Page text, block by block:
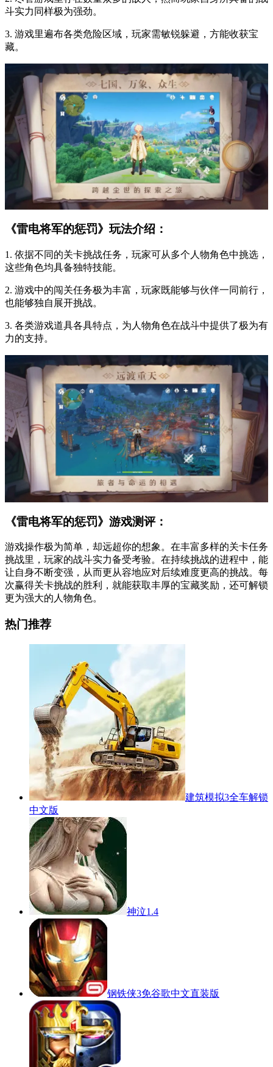
斗实力同样极为强劲。
3. 游戏里遍布各类危险区域，玩家需敏锐躲避，方能收获宝
藏。
《雷电将军的惩罚》玩法介绍：
1. 依据不同的关卡挑战任务，玩家可从多个人物角色中挑选，
这些角色均具备独特技能。
2. 游戏中的闯关任务极为丰富，玩家既能够与伙伴一同前行，
也能够独自展开挑战。
3. 各类游戏道具各具特点，为人物角色在战斗中提供了极为有
力的支持。
《雷电将军的惩罚》游戏测评：
游戏操作极为简单，却远超你的想象。在丰富多样的关卡任务
挑战里，玩家的战斗实力备受考验。在持续挑战的进程中，能
让自身不断变强，从而更从容地应对后续难度更高的挑战。每
次赢得关卡挑战的胜利，就能获取丰厚的宝藏奖励，还可解锁
更为强大的人物角色。
热门推荐
建筑模拟3全车解锁
中文版
神泣1.4
钢铁侠3免谷歌中文直装版